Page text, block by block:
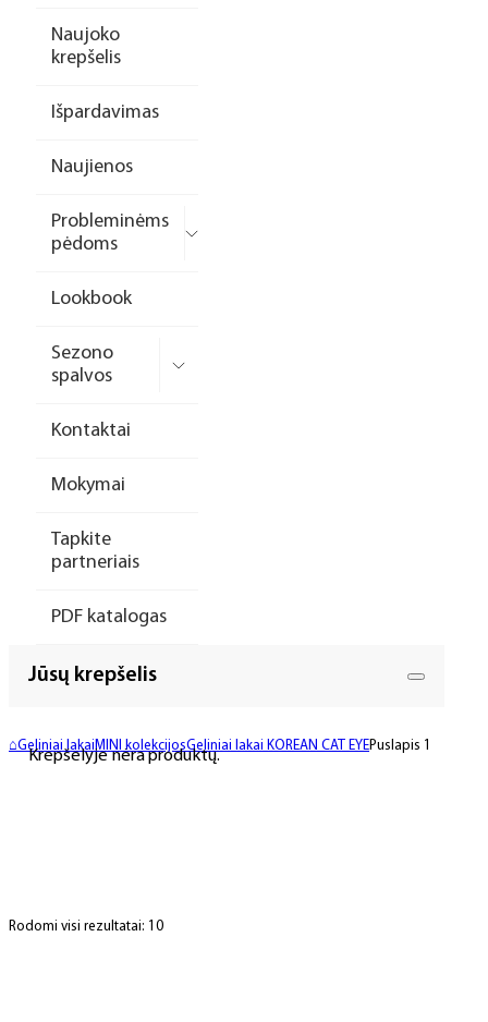
Naujoko
krepšelis
Išpardavimas
Naujienos
Probleminėms
pėdoms
Lookbook
Sezono
spalvos
Kontaktai
Mokymai
Tapkite
partneriais
PDF katalogas
Jūsų krepšelis
Krepšelyje nėra produktų.
⌂Geliniai lakaiMINI kolekcijosGeliniai lakai KOREAN CAT EYEPuslapis 1
Rodomi visi rezultatai: 10